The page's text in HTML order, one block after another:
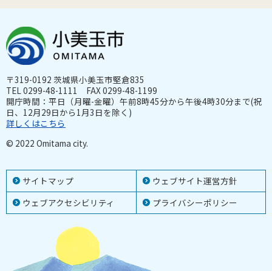
サイトマップ
ウェブサイト運営方針
ウェブアクセシビリティ
プライバシーポリシー
〒319-0192 茨城県小美玉市堅倉835
TEL 0299-48-1111 FAX 0299-48-1199
開庁時間：平日（月曜-金曜）午前8時45分から午後4時30分まで(祝
日、12月29日から1月3日を除く)
詳しくはこちら
© 2022 Omitama city.